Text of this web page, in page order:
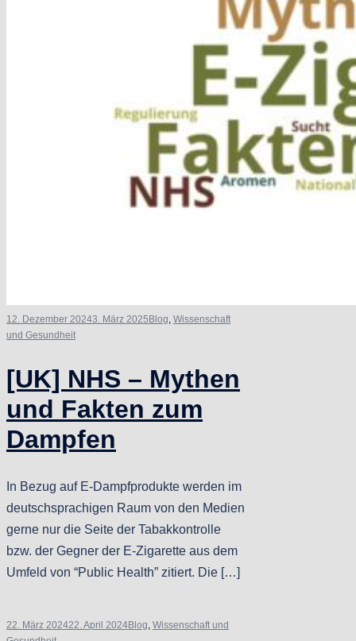
12. Dezember 20243. März 2025Blog, Wissenschaft
und Gesundheit
[UK] NHS – Mythen
und Fakten zum
Dampfen
In Bezug auf E-Dampfprodukte werden im
deutschsprachigen Raum von den Medien
gerne nur die Seite der Tabakkontrolle
bzw. der Gegner der E-Zigarette aus dem
Umfeld von “Public Health” zitiert. Die […]
22. März 202422. April 2024Blog, Wissenschaft und